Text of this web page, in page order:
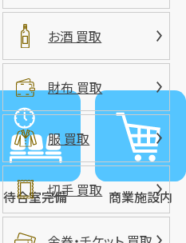
待合室完備 商業施設内
お酒 買取
財布 買取
服 買取
切手 買取